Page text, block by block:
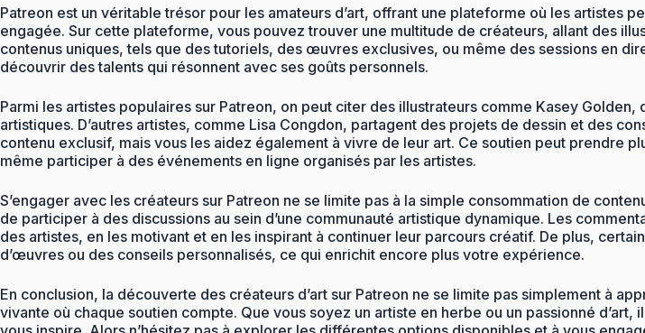
Patreon est un véritable trésor pour les amateurs d’art, offrant une plateforme où les artistes
engagée. Sur cette plateforme, vous pouvez trouver une multitude de créateurs, allant des
contenus uniques, tels que des tutoriels, des œuvres exclusives, ou même des sessions en
découvrir des talents qui résonnent avec ses goûts personnels.
Parmi les artistes populaires sur Patreon, on peut citer des illustrateurs comme Kasey
artistiques. D’autres artistes, comme Lisa Congdon, partagent des projets de dessin et des
contenu exclusif, mais vous les aidez également à vivre de leur art. Ce soutien peut prendre
même participer à des événements en ligne organisés par les artistes.
S’engager avec les créateurs sur Patreon ne se limite pas à la simple consommation de
de participer à des discussions au sein d’une communauté artistique dynamique. Les
des artistes, en les motivant et en les inspirant à continuer leur parcours créatif. De plus,
d’œuvres ou des conseils personnalisés, ce qui enrichit encore plus votre expérience.
En conclusion, la découverte des créateurs d’art sur Patreon ne se limite pas simplement à
vivante où chaque soutien compte. Que vous soyez un artiste en herbe ou un passionné